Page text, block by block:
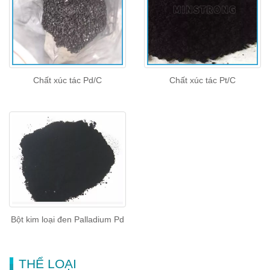
Chất xúc tác Pd/C Chất xúc tác Pt/C
Bột kim loại đen Palladium Pd
THỂ LOẠI